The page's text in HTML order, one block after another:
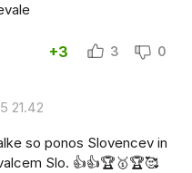
+3 3 0
21.42
so ponos Slovencev in
Slo. 👍👍🏆🥇🏆🥰